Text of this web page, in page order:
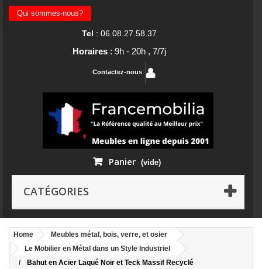
Qui sommes-nous?
Tel : 06.08.27.58.37
Horaires : 9h - 20h , 7/7j
Contactez-nous
Panier (vide)
CATÉGORIES
Home
Meubles métal, bois, verre, et osier
Le Mobilier en Métal dans un Style Industriel
Bahut en Acier Laqué Noir et Teck Massif Recyclé